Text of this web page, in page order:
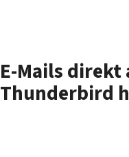
E-Mails direkt
Thunderbird